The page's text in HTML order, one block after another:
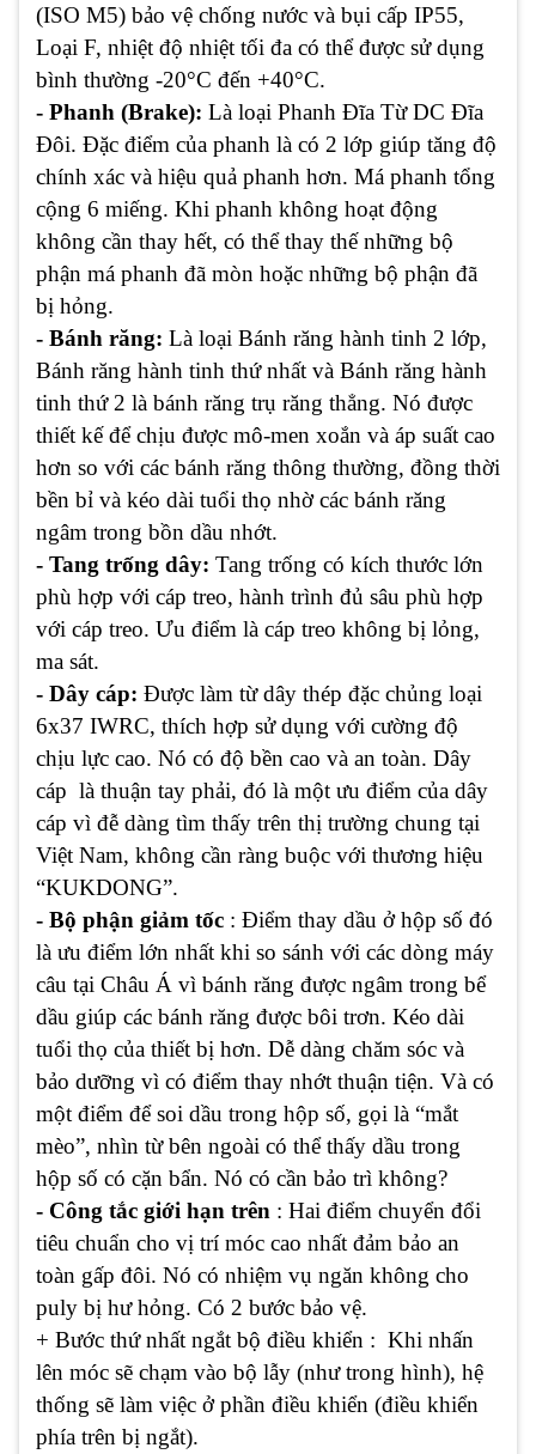
(ISO M5) bảo vệ chống nước và bụi cấp IP55,
Loại F, nhiệt độ nhiệt tối đa có thể được sử dụng
bình thường -20°C đến +40°C.
- Phanh (Brake): Là loại Phanh Đĩa Từ DC Đĩa
Đôi. Đặc điểm của phanh là có 2 lớp giúp tăng độ
chính xác và hiệu quả phanh hơn. Má phanh tổng
cộng 6 miếng. Khi phanh không hoạt động
không cần thay hết, có thể thay thế những bộ
phận má phanh đã mòn hoặc những bộ phận đã
bị hỏng.
- Bánh răng: Là loại Bánh răng hành tinh 2 lớp,
Bánh răng hành tinh thứ nhất và Bánh răng hành
tinh thứ 2 là bánh răng trụ răng thẳng. Nó được
thiết kế để chịu được mô-men xoắn và áp suất cao
hơn so với các bánh răng thông thường, đồng thời
bền bỉ và kéo dài tuổi thọ nhờ các bánh răng
ngâm trong bồn dầu nhớt.
- Tang trống dây: Tang trống có kích thước lớn
phù hợp với cáp treo, hành trình đủ sâu phù hợp
với cáp treo. Ưu điểm là cáp treo không bị lỏng,
ma sát.
- Dây cáp: Được làm từ dây thép đặc chủng loại
6x37 IWRC, thích hợp sử dụng với cường độ
chịu lực cao. Nó có độ bền cao và an toàn. Dây
cáp là thuận tay phải, đó là một ưu điểm của dây
cáp vì đễ dàng tìm thấy trên thị trường chung tại
Việt Nam, không cần ràng buộc với thương hiệu
“KUKDONG”.
- Bộ phận giảm tốc : Điểm thay dầu ở hộp số đó
là ưu điểm lớn nhất khi so sánh với các dòng máy
câu tại Châu Á vì bánh răng được ngâm trong bể
dầu giúp các bánh răng được bôi trơn. Kéo dài
tuổi thọ của thiết bị hơn. Dễ dàng chăm sóc và
bảo dưỡng vì có điểm thay nhớt thuận tiện. Và có
một điểm để soi dầu trong hộp số, gọi là “mắt
mèo”, nhìn từ bên ngoài có thể thấy dầu trong
hộp số có cặn bẩn. Nó có cần bảo trì không?
- Công tắc giới hạn trên : Hai điểm chuyển đổi
tiêu chuẩn cho vị trí móc cao nhất đảm bảo an
toàn gấp đôi. Nó có nhiệm vụ ngăn không cho
puly bị hư hỏng. Có 2 bước bảo vệ.
+ Bước thứ nhất ngắt bộ điều khiển : Khi nhấn
lên móc sẽ chạm vào bộ lẫy (như trong hình), hệ
thống sẽ làm việc ở phần điều khiển (điều khiển
phía trên bị ngắt).